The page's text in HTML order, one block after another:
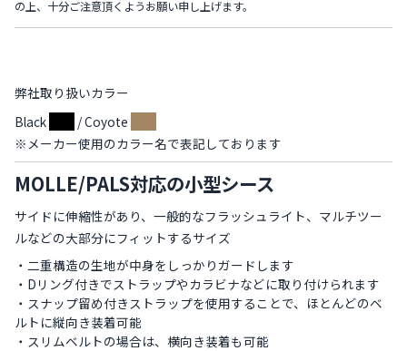
の上、十分ご注意頂くようお願い申し上げます。
弊社取り扱いカラー
Black
/ Coyote
※メーカー使用のカラー名で表記しております
MOLLE/PALS対応の小型シース
サイドに伸縮性があり、一般的なフラッシュライト、マルチツー
ルなどの大部分にフィットするサイズ
・二重構造の生地が中身をしっかりガードします
・Dリング付きでストラップやカラビナなどに取り付けられます
・スナップ留め付きストラップを使用することで、ほとんどのベ
ルトに縦向き装着可能
・スリムベルトの場合は、横向き装着も可能